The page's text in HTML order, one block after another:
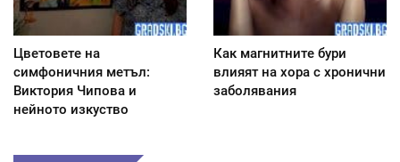
Цветовете на
симфоничния метъл:
Виктория Чипова и
нейното изкуство
Как магнитните бури
влияят на хора с хронични
заболявания